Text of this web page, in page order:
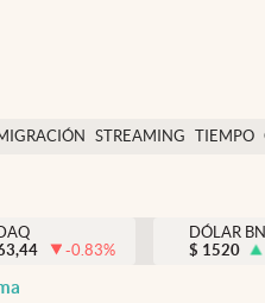
STREAMING TIEMPO
México
-0.83%
DÓLAR
$ 1520